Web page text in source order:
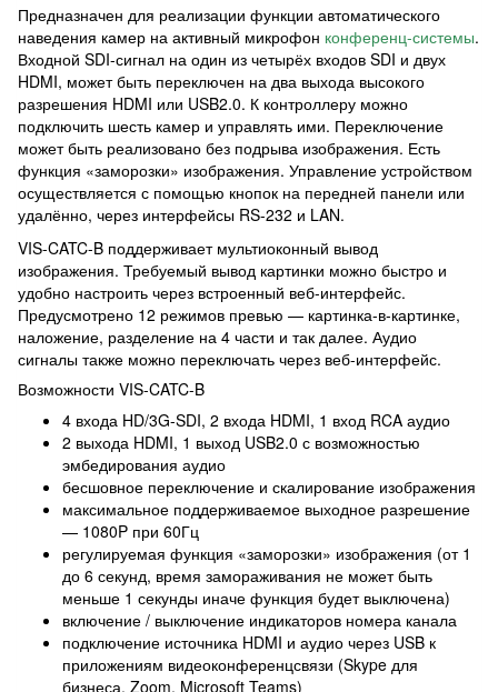
Предназначен для реализации функции автоматического
наведения камер на активный микрофон конференц-системы.
Входной SDI-сигнал на один из четырёх входов SDI и двух
HDMI, может быть переключен на два выхода высокого
разрешения HDMI или USB2.0. К контроллеру можно
подключить шесть камер и управлять ими. Переключение
может быть реализовано без подрыва изображения. Есть
функция «заморозки» изображения. Управление устройством
осуществляется с помощью кнопок на передней панели или
удалённо, через интерфейсы RS-232 и LAN.
VIS-CATC-B поддерживает мультиоконный вывод
изображения. Требуемый вывод картинки можно быстро и
удобно настроить через встроенный веб-интерфейс.
Предусмотрено 12 режимов превью — картинка-в-картинке,
наложение, разделение на 4 части и так далее. Аудио
сигналы также можно переключать через веб-интерфейс.
Возможности VIS-CATC-B
4 входа HD/3G-SDI, 2 входа HDMI, 1 вход RCA аудио
2 выхода HDMI, 1 выход USB2.0 с возможностью
эмбедирования аудио
бесшовное переключение и скалирование изображения
максимальное поддерживаемое выходное разрешение
— 1080P при 60Гц
регулируемая функция «заморозки» изображения (от 1
до 6 секунд, время замораживания не может быть
меньше 1 секунды иначе функция будет выключена)
включение / выключение индикаторов номера канала
подключение источника HDMI и аудио через USB к
приложениям видеоконференцсвязи (Skype для
бизнеса, Zoom, Microsoft Teams)